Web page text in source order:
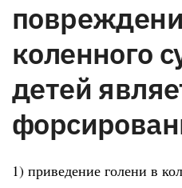
коленного
детей
1) приведение голени в